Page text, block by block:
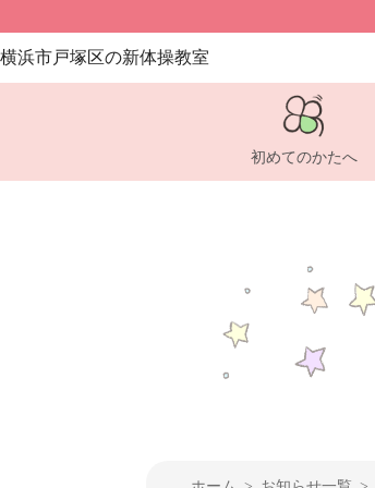
横浜市戸塚区の新体操教室
初めてのかたへ